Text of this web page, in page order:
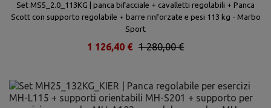
Set MS5_2.0_113KG | panca bifacciale + cavalletti regolabili + Panca
Scott con supporto regolabile + barre rinforzate e pesi 113 kg - Marbo
Sport
1 280,00 €
1 126,40 €